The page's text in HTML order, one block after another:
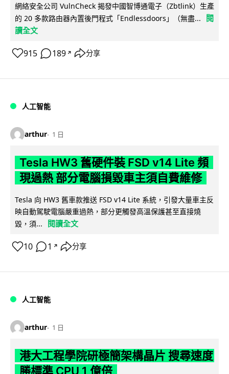
網絡安全公司 VulnCheck 揭發中國智博通電子（Zbtlink）生產
的 20 多款路由器內置後門程式「Endlessdoors」（無盡...
閱
讀全文
915 189 ↗ 分享
人工智能
arthur 1 日
Tesla HW3 舊硬件裝 FSD v14 Lite 頻
現過熱 部分電腦損毀車主須自費維修
Tesla 向 HW3 舊車款推送 FSD v14 Lite 系統，引發大量車主反
映自動駕駛電腦嚴重過熱，部分更觸發高溫保護甚至直接燒
毀，須...
閱讀全文
10 1 ↗ 分享
人工智能
arthur 1 日
港大工程學院研極簡架構晶片 搜尋速度
勝標準 CPU 1 億倍